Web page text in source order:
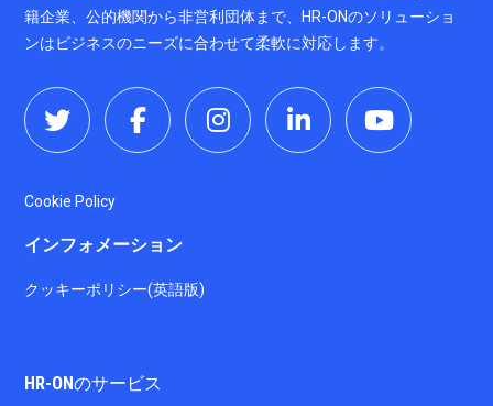
籍企業、公的機関から非営利団体まで、HR-ONのソリューショ
ンはビジネスのニーズに合わせて柔軟に対応します。
Cookie Policy
インフォメーション
クッキーポリシー(英語版)
HR-ONのサービス